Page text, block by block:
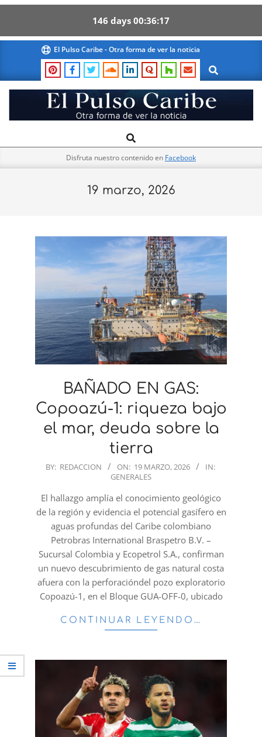
146 days 00 36 16
content
El Pulso Caribe - Otra forma de ver la noticia
Search
El
Pulso
Navigation
Search
Disfruta nuestro contenido en Facebook
19 marzo, 2026
BAÑADO EN GAS:
Copoazú-1: riqueza bajo
el mar, deuda sobre la
tierra
2026-
19
BY: REDACCION ON: 19 MARZO, 2026
IN:
GENERALES
El hallazgo amplía el conocimiento geológico
de la región y evidencia el potencial gasífero en
aguas profundas del Caribe colombiano
Petrobras International Braspetro B.V. –
Sucursal Colombia y Ecopetrol S.A., confirman
un nuevo descubrimiento de gas natural costa
afuera con la perforacióndel pozo exploratorio
Copoazú-1, en el Bloque GUA-OFF-0, ubicado
CONTINUAR LEYENDO…